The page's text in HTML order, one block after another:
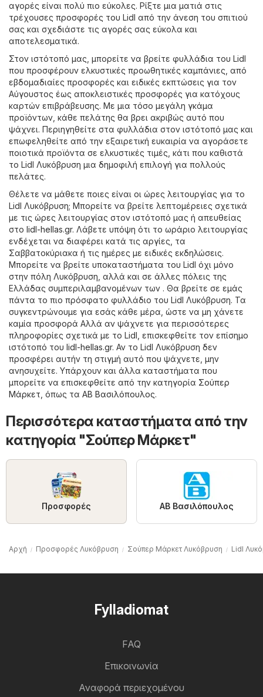
αγορές είναι πολύ πιο εύκολες. Ρίξτε μια ματιά στις
τρέχουσες προσφορές του Lidl από την άνεση του σπιτιού
σας και σχεδιάστε τις αγορές σας εύκολα και
αποτελεσματικά.
Στον ιστότοπό μας, μπορείτε να βρείτε φυλλάδια του Lidl
που προσφέρουν ελκυστικές προωθητικές καμπάνιες, από
εβδομαδιαίες προσφορές και ειδικές εκπτώσεις για τον
Αύγουστος έως αποκλειστικές προσφορές για κατόχους
καρτών επιβράβευσης. Με μια τόσο μεγάλη γκάμα
προϊόντων, κάθε πελάτης θα βρει ακριβώς αυτό που
ψάχνει. Περιηγηθείτε στα φυλλάδια στον ιστότοπό μας και
επωφεληθείτε από την εξαιρετική ευκαιρία να αγοράσετε
ποιοτικά προϊόντα σε ελκυστικές τιμές, κάτι που καθιστά
το Lidl Λυκόβρυση μια δημοφιλή επιλογή για πολλούς
πελάτες.
Θέλετε να μάθετε ποιες είναι οι ώρες λειτουργίας για το
Lidl Λυκόβρυση; Μπορείτε να βρείτε λεπτομέρειες σχετικά
με τις ώρες λειτουργίας στον ιστότοπό μας ή απευθείας
στο lidl-hellas.gr. Λάβετε υπόψη ότι το ωράριο λειτουργίας
ενδέχεται να διαφέρει κατά τις αργίες, τα
Σαββατοκύριακα ή τις ημέρες με ειδικές εκδηλώσεις.
Μπορείτε να βρείτε υποκαταστήματα του Lidl όχι μόνο
στην πόλη Λυκόβρυση, αλλά και σε άλλες πόλεις της
Ελλάδας συμπεριλαμβανομένων των . Θα βρείτε σε εμάς
πάντα το πιο πρόσφατο φυλλάδιο του Lidl Λυκόβρυση. Τα
συγκεντρώνουμε για εσάς κάθε μέρα, ώστε να μη χάνετε
καμία προσφορά Αλλά αν ψάχνετε για περισσότερες
πληροφορίες σχετικά με το Lidl, επισκεφθείτε τον επίσημο
ιστότοπό του lidl-hellas.gr. Αν το Lidl Λυκόβρυση δεν
προσφέρει αυτήν τη στιγμή αυτό που ψάχνετε, μην
ανησυχείτε. Υπάρχουν και άλλα καταστήματα που
μπορείτε να επισκεφθείτε από την κατηγορία Σούπερ
Μάρκετ , όπως τα ΑΒ Βασιλόπουλος.
Περισσότερα καταστήματα από την
κατηγορία "Σούπερ Μάρκετ"
Προσφορές ΑΒ Βασιλόπουλος
Αρχή Προσφορές Λυκόβρυση Σούπερ Μάρκετ Λυκόβρυση Lidl
Fylladiomat
FAQ
Επικοινωνία
Αναφορά περιεχομένου